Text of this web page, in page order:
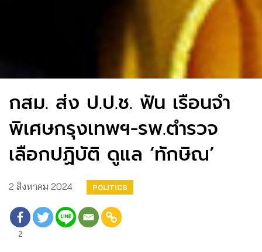
กสม. ส่ง ป.ป.ช. ฟัน เรือนจำ
พิเศษกรุงเทพฯ-รพ.ตำรวจ
เลือกปฏิบัติ ดูแล ‘ทักษิณ’
2 สิงหาคม 2024 POLITICS
2